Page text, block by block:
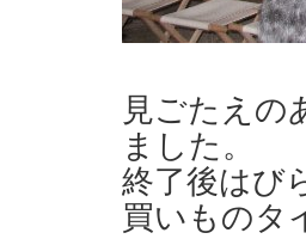
見ごたえの
ました。
終了後はび
買いものタ